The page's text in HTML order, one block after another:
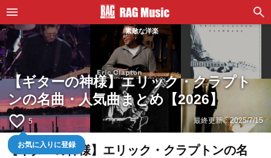
素敵な洋楽
【ギターの神様】エリック・クラプト
ンの名曲・人気曲まとめ【2026】
favorite_border 5
お気に入りに登録
最終更新：2025/7/15
【ギターの神様】エリック・クラプトンの名